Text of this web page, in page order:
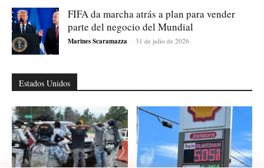
FIFA da marcha atrás a plan para vender
parte del negocio del Mundial
Marines Scaramazza - 31 de julio de 2026
Estados Unidos